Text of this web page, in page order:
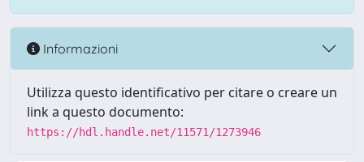
Informazioni
Utilizza questo identificativo per citare o creare un
link a questo documento:
https://hdl.handle.net/11571/1273946